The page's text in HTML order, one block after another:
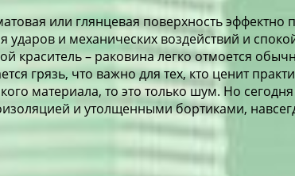
или глянцевая поверхность эффектно
ударов и механических воздействий и
краситель – раковина легко отмоется
грязь, что важно для тех, кто ценит
материала, то это только шум. Но
и утолщенными бортиками,